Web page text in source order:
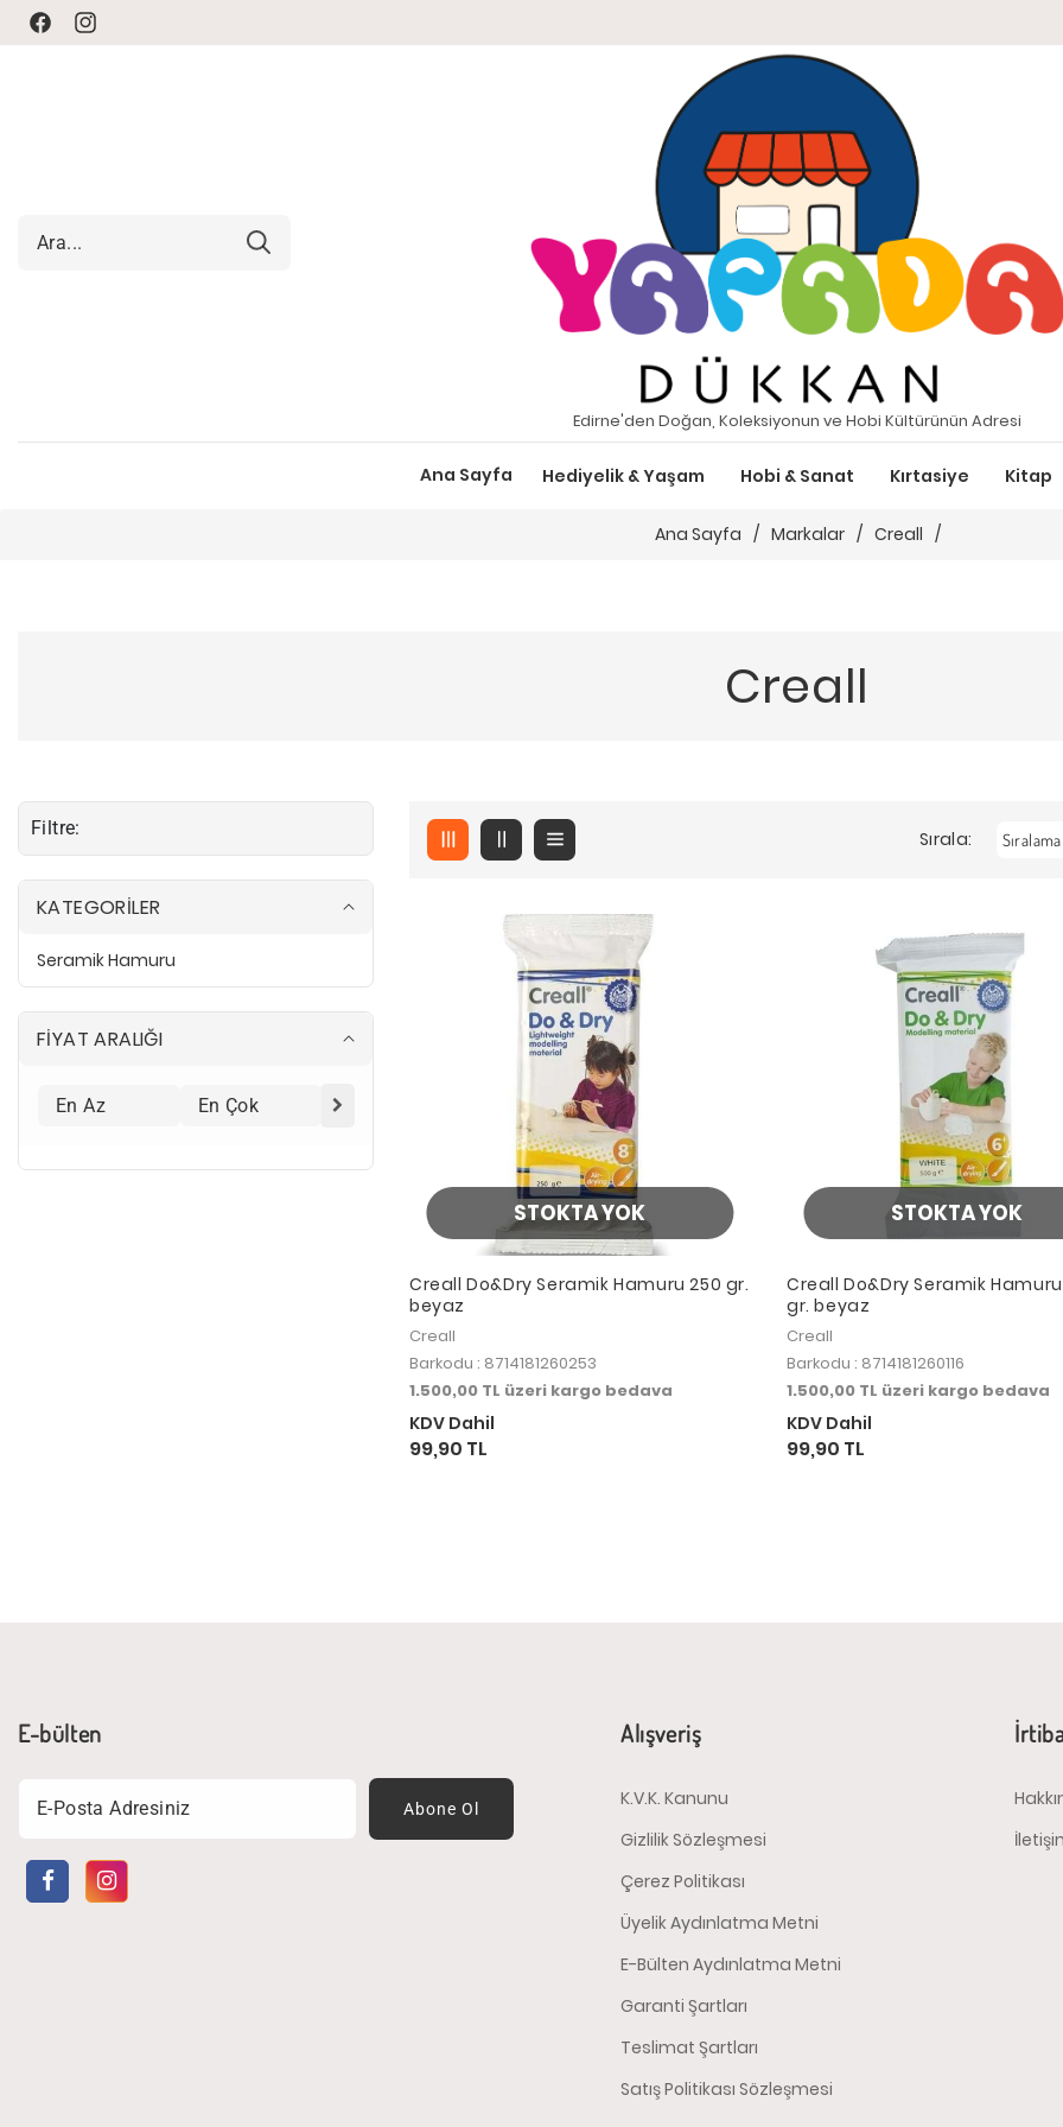
FacebookInstagram
Edirne'den Doğan, Koleksiyonun ve Hobi Kültürünün Adresi
Ana Sayfa Hediyelik & Yaşam Hobi & Sanat Kırtasiye Kitap
Ana Sayfa / Markalar / Creall /
Creall
Filtre:
KATEGORİLER
Seramik Hamuru
S
e
a
m
i
u
FİYAT ARALIĞI
Sırala:
STOKTA YOK
Creall Do&Dry Seramik Hamuru 250 gr.
beyaz
Creall
Barkodu : 8714181260253
1.500,00 TL üzeri kargo bedava
KDV Dahil
99,90 TL
STOKTA YOK
Creall Do&Dry Seramik
gr. beyaz
Creall
Barkodu : 8714181260116
1.500,00 TL üzeri kargo bedava
KDV Dahil
99,90 TL
E-bülten
Email Abone Ol
Alışveriş
K.V.K. Kanunu
Gizlilik Sözleşmesi
Çerez Politikası
Üyelik Aydınlatma Metni
E-Bülten Aydınlatma Metni
Garanti Şartları
Teslimat Şartları
Satış Politikası Sözleşmesi